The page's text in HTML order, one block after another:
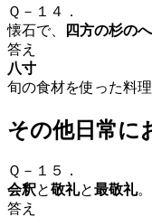
Ｑ－１４．
懐石で、
四方の杉の
答え
八寸
旬の食材を使った料
その他日常に
Ｑ－１５．
会釈と敬礼と最敬礼。
答え